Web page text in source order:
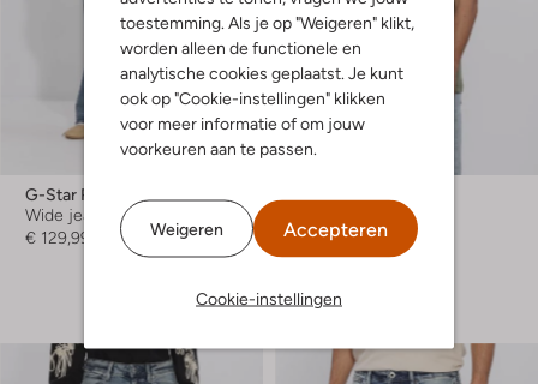
toestemming. Als je op "Weigeren" klikt,
worden alleen de functionele en
analytische cookies geplaatst. Je kunt
ook op "Cookie-instellingen" klikken
voor meer informatie of om jouw
voorkeuren aan te passen.
Weigeren Accepteren
Cookie-instellingen
G-Star Raw
Wide jeans
€ 129,99
-40%
G-Star Raw
€ 34,99 € 20,99